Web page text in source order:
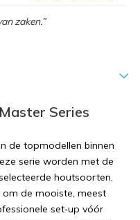
zaken.”
Series
de topmodellen binnen
serie worden met de
houtsoorten,
de mooiste, meest
set‑up vóór